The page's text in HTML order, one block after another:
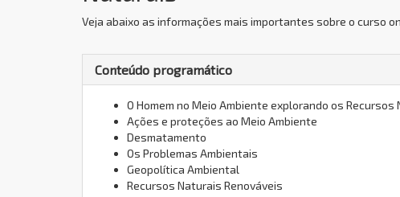
Veja abaixo as informações mais importantes sobre o curso
Conteúdo programático
O Homem no Meio Ambiente explorando os Recursos
Ações e proteções ao Meio Ambiente
Desmatamento
Os Problemas Ambientais
Geopolítica Ambiental
Recursos Naturais Renováveis